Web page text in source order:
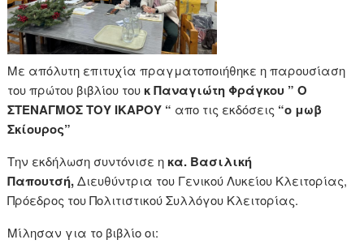
Με απόλυτη επιτυχία πραγματοποιήθηκε η παρουσίαση
του πρώτου βιβλίου τουκ Παναγιώτη Φράγκου ” Ο
ΣΤΕΝΑΓΜΟΣ ΤΟΥ ΙΚΑΡΟΥ “ απο τις εκδόσεις “ο μωβ
Σκίουρος”
Την εκδήλωση συντόνισε ηκα. Βασιλική
Παπουτσή,Διευθύντρια του Γενικού Λυκείου Κλειτορίας,
Πρόεδρος του Πολιτιστικού Συλλόγου Κλειτορίας.
Μίλησαν για το βιβλίο οι: